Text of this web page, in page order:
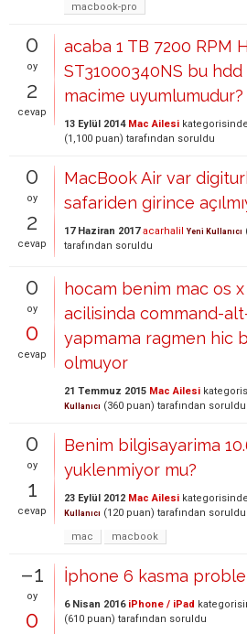
macbook-pro
0
oy
2
cevap
acaba 1 TB 7200 RPM
ST31000340NS bu
macime uyumlumudur?
13 Eylül 2014 Mac Ailesi kategorisinde
(1,100 puan) tarafından soruldu
0
oy
2
cevap
MacBook Air var
safariden girince
17 Haziran 2017 acarhalil Yeni Kullanıcı
tarafından soruldu
0
oy
0
cevap
hocam benim mac os x
acilisinda command-
yapmama ragmen hic
olmuyor
21 Temmuz 2015 Mac Ailesi
Kullanıcı (360 puan) tarafından soruldu
0
oy
1
cevap
Benim bilgisayarima
yuklenmiyor mu?
23 Eylül 2012 Mac Ailesi kategorisinde
Kullanıcı (120 puan) tarafından soruldu
mac
macbook
–1
oy
0
İphone 6 kasma
6 Nisan 2016 iPhone / iPad
(610 puan) tarafından soruldu